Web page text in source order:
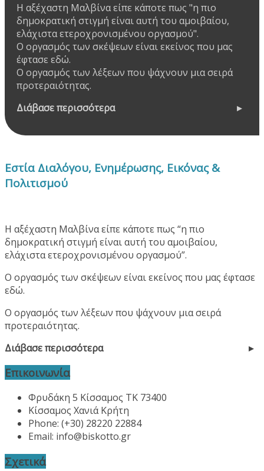
Η αξέχαστη Μαλβίνα είπε κάποτε πως "η πιο
δημοκρατική στιγμή είναι αυτή του αμοιβαίου,
ελάχιστα ετεροχρονισμένου οργασμού".
Ο οργασμός των σκέψεων είναι εκείνος που μας
έφτασε εδώ.
Ο οργασμός των λέξεων που ψάχνουν μια σειρά
προτεραιότητας.
Διάβασε περισσότερα
Εστία Διαλόγου, Ενημέρωσης, Εικόνας &
Πολιτισμού
Η αξέχαστη Μαλβίνα είπε κάποτε πως “η πιο
δημοκρατική στιγμή είναι αυτή του αμοιβαίου,
ελάχιστα ετεροχρονισμένου οργασμού”.
Ο οργασμός των σκέψεων είναι εκείνος που μας έφτασε
εδώ.
Ο οργασμός των λέξεων που ψάχνουν μια σειρά
προτεραιότητας.
Διάβασε περισσότερα
Επικοινωνία
Φρυδάκη 5 Κίσσαμος ΤΚ 73400
Κίσσαμος Χανιά Κρήτη
Phone: (+30) 28220 22884
Email: info@biskotto.gr
Σχετικά